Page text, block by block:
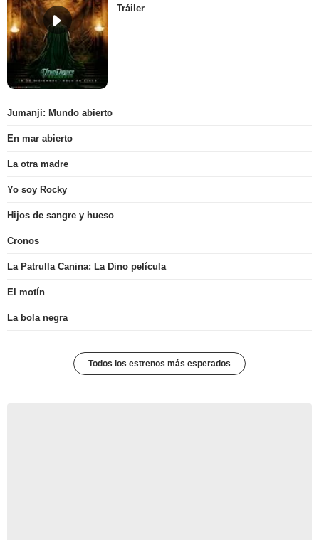
Tráiler
Jumanji: Mundo abierto
En mar abierto
La otra madre
Yo soy Rocky
Hijos de sangre y hueso
Cronos
La Patrulla Canina: La Dino película
El motín
La bola negra
Todos los estrenos más esperados